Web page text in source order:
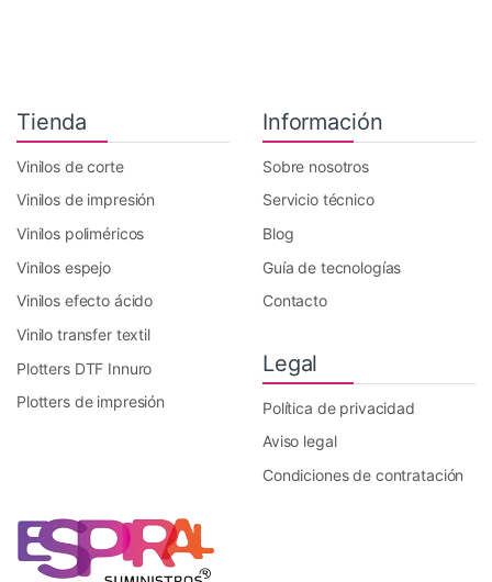
Tienda
Vinilos de corte
Vinilos de impresión
Vinilos poliméricos
Vinilos espejo
Vinilos efecto ácido
Vinilo transfer textil
Plotters DTF Innuro
Plotters de impresión
Información
Sobre nosotros
Servicio técnico
Blog
Guía de tecnologías
Contacto
Legal
Política de privacidad
Aviso legal
Condiciones de contratación